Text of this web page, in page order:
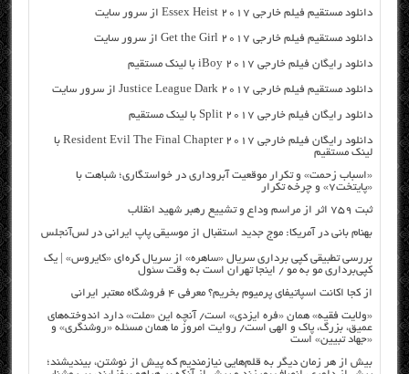
دانلود مستقیم فیلم خارجی Essex Heist 2017 از سرور سایت
دانلود مستقیم فیلم خارجی Get the Girl 2017 از سرور سایت
دانلود رایگان فیلم خارجی iBoy 2017 با لینک مستقیم
دانلود مستقیم فیلم خارجی Justice League Dark 2017 از سرور سایت
دانلود رایگان فیلم خارجی Split 2017 با لینک مستقیم
دانلود رایگان فیلم خارجی Resident Evil The Final Chapter 2017 با
لینک مستقیم
«اسباب زحمت» و تکرار موقعیت آبروداری در خواستگاری؛ شباهت با
«پایتخت۷» و چرخه تکرار
ثبت ۷۵۹ اثر از مراسم وداع و تشییع رهبر شهید انقلاب
بهنام بانی در آمریکا: موج جدید استقبال از موسیقی پاپ ایرانی در لس‌آنجلس
بررسی تطبیقی کپی برداری سریال «ساهره» از سریال کره‌ای «کایروس» | یک
کپی‌برداری مو به مو / اینجا تهران است به وقت سئول
از کجا اکانت اسپاتیفای پرمیوم بخریم؟ معرفی ۴ فروشگاه معتبر ایرانی
«ولایت فقیه» همان «فره ایزدی» است/ آنچه این «ملت» دارد اندوخته‌های
عمیق، بزرگ، پاک و الهی است/ روایت امروز ما همان مسئله «روشنگری» و
«جهاد تبیین» است
بیش از هر زمان دیگر به قلم‌هایی نیازمندیم که پیش از نوشتن، بیندیشند؛